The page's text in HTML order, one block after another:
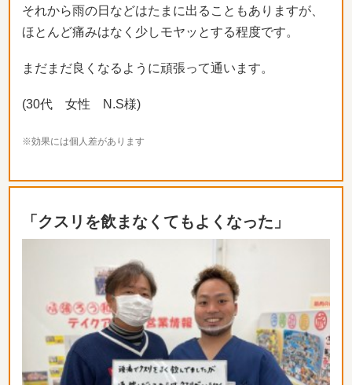
それから雨の日などはたまに出ることもありますが、
ほとんど痛みはなく少しモヤッとする程度です。
まだまだ良くなるように頑張って通います。
(30代 女性 N.S様)
※効果には個人差があります
「クスリを飲まなくてもよくなった」